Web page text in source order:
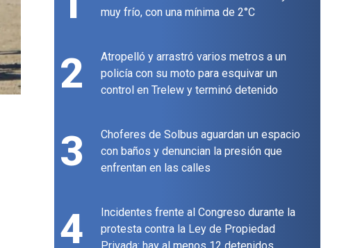
muy frío, con una mínima de 2°C
2
Atropelló y arrastró varios metros a un
policía con su moto para esquivar un
control en Trelew y terminó detenido
3
Choferes de Solbus aguardan un espacio
con baños y denuncian la presión que
enfrentan en las calles
4
Incidentes frente al Congreso durante la
protesta contra la Ley de Propiedad